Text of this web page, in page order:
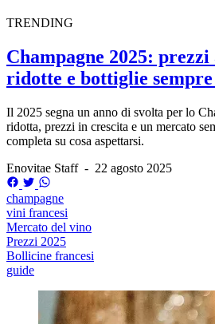
TRENDING
Champagne 2025: prezzi
ridotte e bottiglie
Il 2025 segna un anno di svolta per lo
ridotta, prezzi in crescita e un mercato
completa su cosa aspettarsi.
Enovitae Staff - 22 agosto 2025
champagne
vini francesi
Mercato del vino
Prezzi 2025
Bollicine francesi
guide